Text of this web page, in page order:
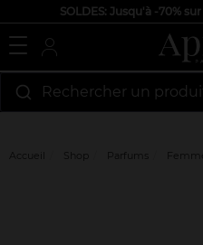
SOLDES: Jusqu'à -70%
Rechercher un
Accueil Shop Parfums Femme